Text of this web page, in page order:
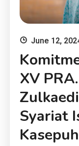
June 12,
XV
Syariat